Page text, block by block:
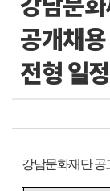
선
공개채
전형 일
강남문화재단 공